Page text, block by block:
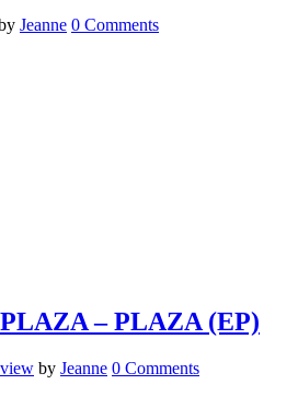
Jeanne 0 Comments
– PLAZA (EP)
by Jeanne 0 Comments